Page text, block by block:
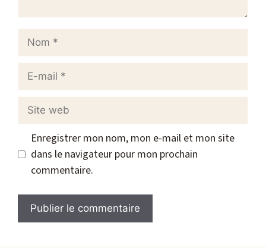
Nom
Site
Enregistrer mon nom, mon e-mail et mon site
dans le navigateur pour mon prochain
commentaire.